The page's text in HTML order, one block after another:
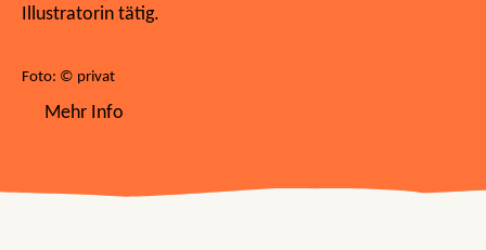
Illustratorin tätig.
Foto: © privat
Mehr Info